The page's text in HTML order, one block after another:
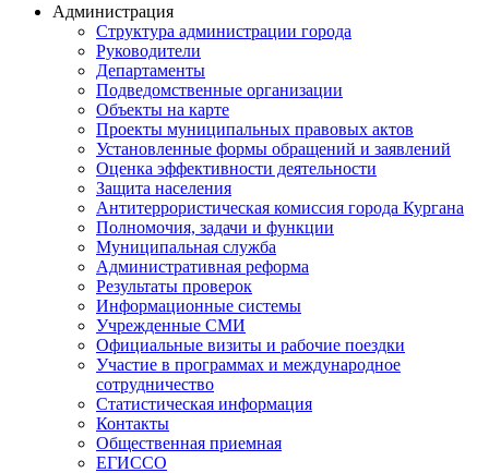
Администрация
Структура администрации города
Руководители
Департаменты
Подведомственные организации
Объекты на карте
Проекты муниципальных правовых актов
Установленные формы обращений и заявлений
Оценка эффективности деятельности
Защита населения
Антитеррористическая комиссия города Кургана
Полномочия, задачи и функции
Муниципальная служба
Административная реформа
Результаты проверок
Информационные системы
Учрежденные СМИ
Официальные визиты и рабочие поездки
Участие в программах и международное
сотрудничество
Статистическая информация
Контакты
Общественная приемная
ЕГИССО